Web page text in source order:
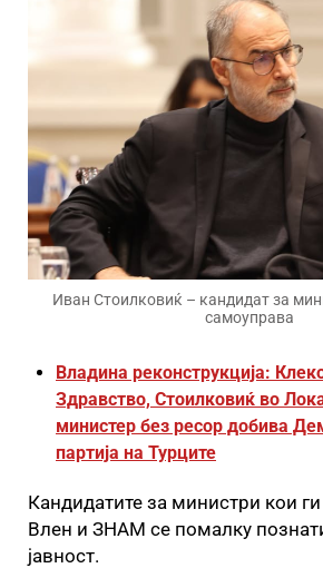
Иван Стоилковиќ – кандидат за
самоуправа
Владина реконструкција:
Здравство, Стоилковиќ во
министер без ресор добива
партија на Турците
Кандидатите за министри кои
Влен и ЗНАМ се помалку
јавност.